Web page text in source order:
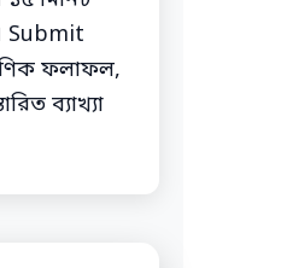
Submit
ফলাফল,
ব্যাখ্যা